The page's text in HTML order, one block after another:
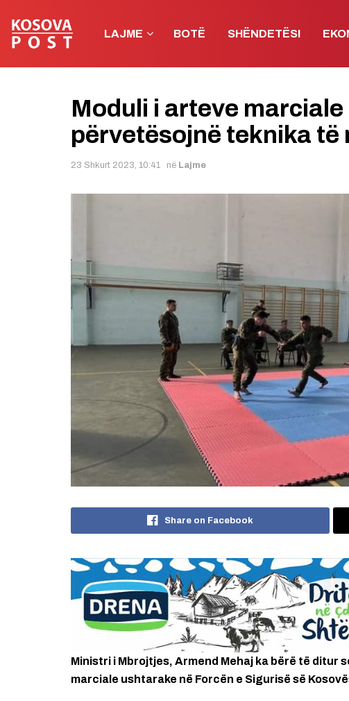
LAJME BOTË SHËNDETËSI
Moduli i arteve
përvetësojnë teknika të
23 Shkurt 2023, 10:41 në Lajme
Share on Facebook
Ministri i Mbrojtjes, Armend Mehaj ka bërë të ditur
marciale ushtarake në Forcën e Sigurisë së